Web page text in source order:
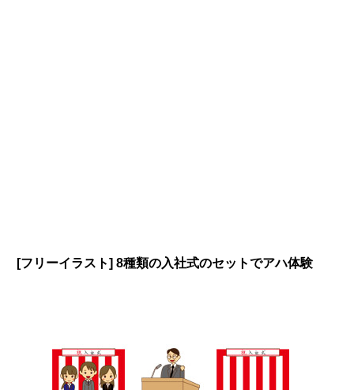
[フリーイラスト] 8種類の入社式のセットでアハ体験